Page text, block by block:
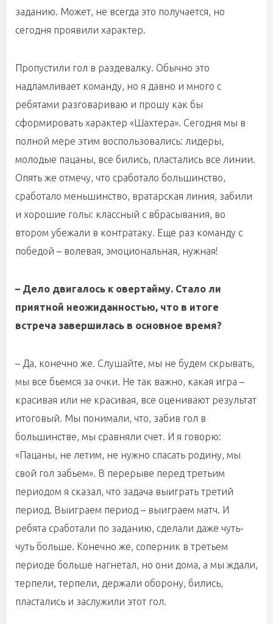
заданию. Может, не всегда это получается, но
сегодня проявили характер.
Пропустили гол в раздевалку. Обычно это
надламливает команду, но я давно и много с
ребятами разговариваю и прошу как бы
сформировать характер «Шахтера». Сегодня мы в
полной мере этим воспользовались: лидеры,
молодые пацаны, все бились, пластались все линии.
Опять же отмечу, что сработало большинство,
сработало меньшинство, вратарская линия, забили
и хорошие голы: классный с вбрасывания, во
втором убежали в контратаку. Еще раз команду с
победой – волевая, эмоциональная, нужная!
– Дело двигалось к овертайму. Стало ли
приятной неожиданностью, что в итоге
встреча завершилась в основное время?
– Да, конечно же. Слушайте, мы не будем скрывать,
мы все бьемся за очки. Не так важно, какая игра –
красивая или не красивая, все оценивают результат
итоговый. Мы понимали, что, забив гол в
большинстве, мы сравняли счет. И я говорю:
«Пацаны, не летим, не нужно спасать родину, мы
свой гол забьем». В перерыве перед третьим
периодом я сказал, что задача выиграть третий
период. Выиграем период – выиграем матч. И
ребята сработали по заданию, сделали даже чуть-
чуть больше. Конечно же, соперник в третьем
периоде больше нагнетал, но они дома, а мы ждали,
терпели, терпели, держали оборону, бились,
пластались и заслужили этот гол.